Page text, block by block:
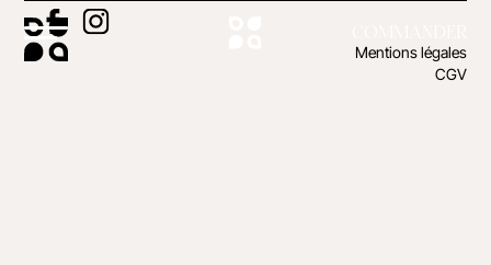
Mentions légales
CGV